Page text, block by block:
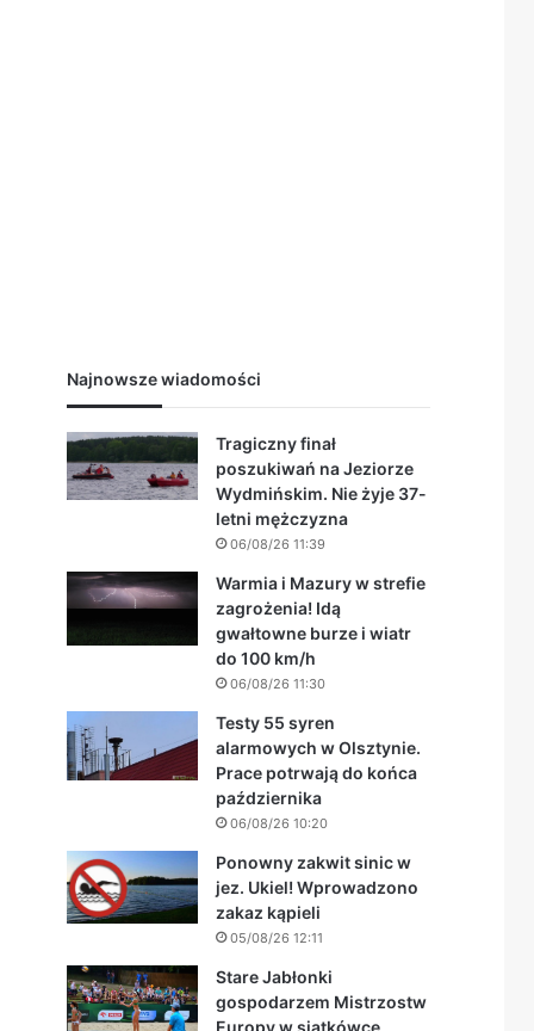
Najnowsze wiadomości
Tragiczny finał
poszukiwań na Jeziorze
Wydmińskim. Nie żyje 37-
letni mężczyzna
06/08/26 11:39
Warmia i Mazury w strefie
zagrożenia! Idą
gwałtowne burze i wiatr
do 100 km/h
06/08/26 11:30
Testy 55 syren
alarmowych w Olsztynie.
Prace potrwają do końca
października
06/08/26 10:20
Ponowny zakwit sinic w
jez. Ukiel! Wprowadzono
zakaz kąpieli
05/08/26 12:11
Stare Jabłonki
gospodarzem Mistrzostw
Europy w siatkówce